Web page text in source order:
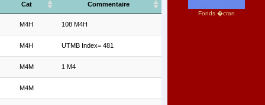
Cat Commentaire
M4H 108 M4H
M4H UTMB Index= 481
M4M 1 M4
M4M
Fonds �cran